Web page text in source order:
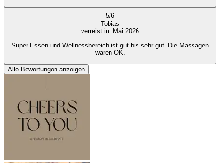
5/6
Tobias
verreist im Mai 2026
Super Essen und Wellnessbereich ist gut bis sehr gut. Die Massagen
waren OK.
Alle Bewertungen anzeigen